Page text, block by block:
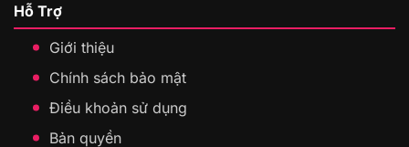
Hỗ Trợ
Giới thiệu
Chính sách bảo mật
Điều khoản sử dụng
Bản quyền